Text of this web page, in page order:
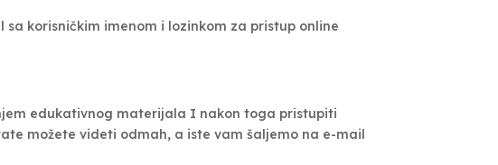
korisničkim imenom i lozinkom za pristup online
edukativnog materijala I nakon toga pristupiti
možete videti odmah, a iste vam šaljemo na e-mail